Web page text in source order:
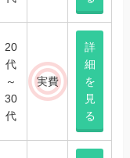
20
代
～
30
代
実費
詳
細
を
見
る